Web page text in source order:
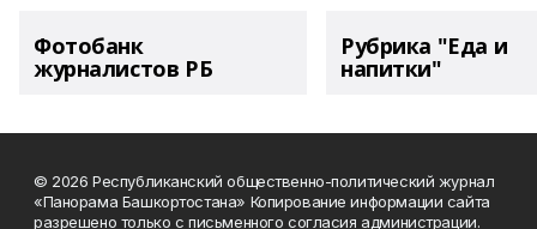
Фотобанк
журналистов РБ
Рубрика "Еда и
напитки"
© 2026 Республиканский общественно-политический журнал
«Панорама Башкортостана» Копирование информации сайта
разрешено только с письменного согласия администрации.